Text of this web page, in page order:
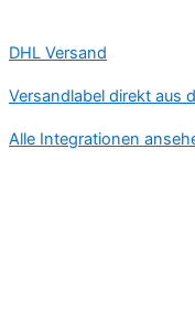
DHL Versand
Versandlabel direkt aus
Alle Integrationen